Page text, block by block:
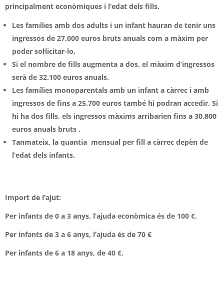
principalment econòmiques i l’edat dels fills.
Les famílies amb dos adults i un infant hauran de tenir uns
ingressos de 27.000 euros bruts anuals com a màxim per
poder sol·licitar-lo.
Si el nombre de fills augmenta a dos, el màxim d’ingressos
serà de 32.100 euros anuals.
Les famílies monoparentals amb un infant a càrrec i amb
ingressos de fins a 25.700 euros també hi podran accedir. Si
hi ha dos fills, els ingressos màxims arribarien fins a 30.800
euros anuals bruts .
Tanmateix, la quantia mensual per fill a càrrec depèn de
l’edat dels infants.
Import de l’ajut:
Per infants de 0 a 3 anys, l’ajuda econòmica és de 100 €.
Per infants de 3 a 6 anys, l’ajuda és de 70 €
Per infants de 6 a 18 anys, de 40 €.